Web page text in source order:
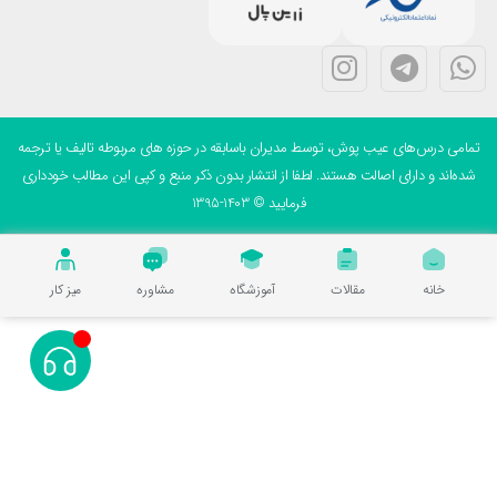
درس‌های عیب پوش، توسط مدیران باسابقه در حوزه های مربوطه تالیف یا ترجمه
و دارای اصالت هستند. لطفا از انتشار بدون ذکر منبع و کپی این مطالب خودداری
فرمایید © 1403-1395
مقالات آموزشگاه مشاوره